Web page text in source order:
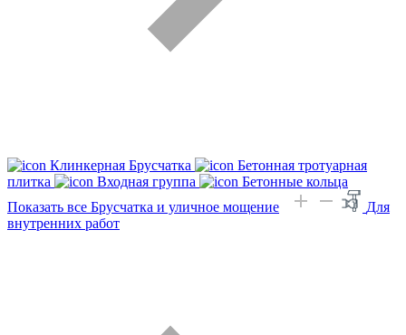
Клинкерная Брусчатка
Бетонная тротуарная
плитка
Входная группа
Бетонные кольца
Показать все Брусчатка и уличное мощение
Для
внутренних работ